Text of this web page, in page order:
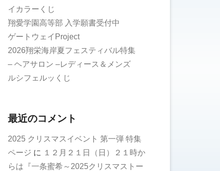
イカラーくじ
翔愛学園高等部 入学願書受付中
ゲートウェイProject
2026翔栄海岸夏フェスティバル特集
– ヘアサロン –レディース＆メンズ
ルシフェルッくじ
最近のコメント
2025 クリスマスイベント 第一弾 特集
ページ に １２月２１日（日）２１時か
らは『一条蜜希～2025クリスマストー